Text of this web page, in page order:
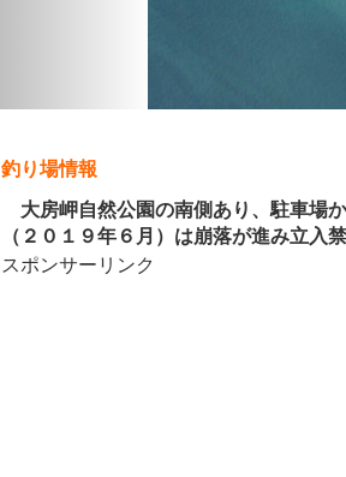
釣り場情報
大房岬自然公園の南側あり、駐車場
（２０１９年６月）は崩落が進み立入
スポンサーリンク